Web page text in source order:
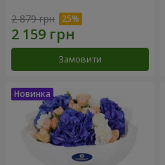
2 879 грн
Замовити